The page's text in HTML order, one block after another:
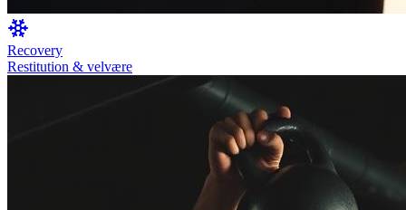
Recovery
Restitution & velvære